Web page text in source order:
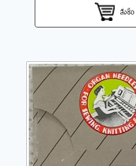
สั่งซื้อ